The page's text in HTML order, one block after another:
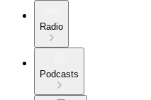
Radio
Podcasts